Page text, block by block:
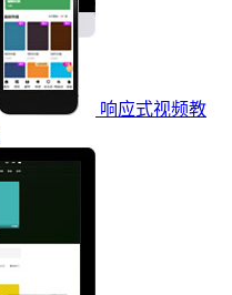
响应式视频教